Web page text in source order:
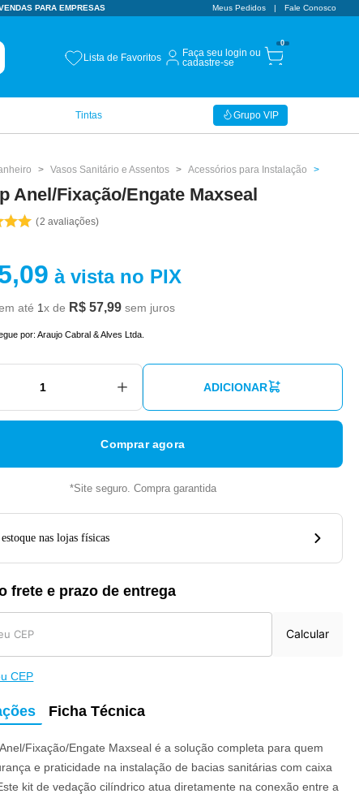
PARA EMPRESAS Meus Pedidos Fale Conosco
Lista de Favoritos
Faça seu login ou
cadastre-se
0
Grupo VIP
Tintas
Vasos Sanitário e Assentos Acessórios para Instalação
Anel/Fixação/Engate Maxseal
2 avaliações
,09 à vista no PIX
até 1x de R$ 57,99 sem juros
por:Araujo Cabral & Alves Ltda.
ADICIONAR
Comprar agora
*Site seguro. Compra garantida
nas lojas físicas
frete e prazo de entrega
Calcular
CEP
Ficha Técnica
Fixação/Engate Maxseal é a solução completa para quem
e praticidade na instalação de bacias sanitárias com caixa
kit de vedação cilíndrico atua diretamente na conexão entre a